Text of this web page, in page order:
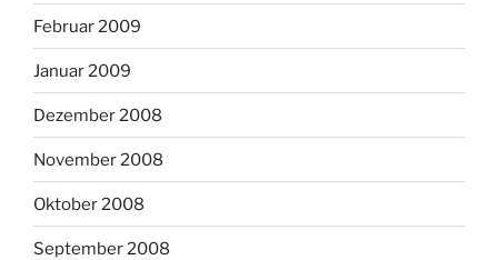
Februar 2009
Januar 2009
Dezember 2008
November 2008
Oktober 2008
September 2008